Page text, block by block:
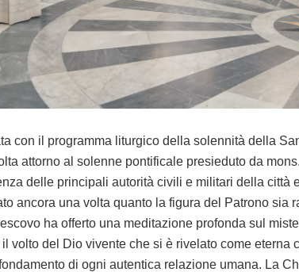
con il programma liturgico della solennità della
attorno al solenne pontificale presieduto da
delle principali autorità civili e militari della città
ancora una volta quanto la figura del Patrono sia
ha offerto una meditazione profonda sul
volto del Dio vivente che si è rivelato come eterna
di ogni autentica relazione umana. La